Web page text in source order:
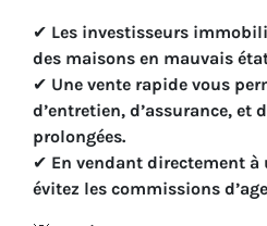
✔ Les investisseurs
des maisons en mauvais
✔ Une vente rapide vous
d’entretien, d’assurance, et
prolongées.
✔ En vendant directement à
évitez les commissions